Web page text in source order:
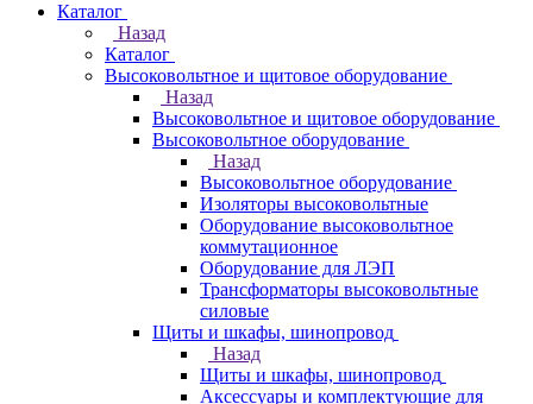
Каталог
Назад
Каталог
Высоковольтное и щитовое оборудование
Назад
Высоковольтное и щитовое оборудование
Высоковольтное оборудование
Назад
Высоковольтное оборудование
Изоляторы высоковольтные
Оборудование высоковольтное
коммутационное
Оборудование для ЛЭП
Трансформаторы высоковольтные
силовые
Щиты и шкафы, шинопровод
Назад
Щиты и шкафы, шинопровод
Аксессуары и комплектующие для